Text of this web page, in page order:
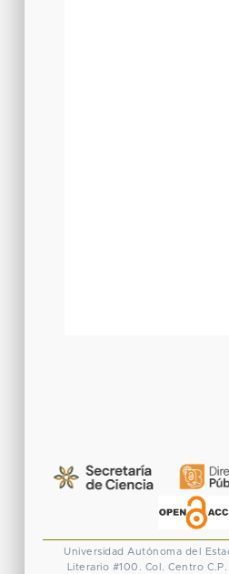
Universidad Autónoma del
Literario #100. Col. Centro